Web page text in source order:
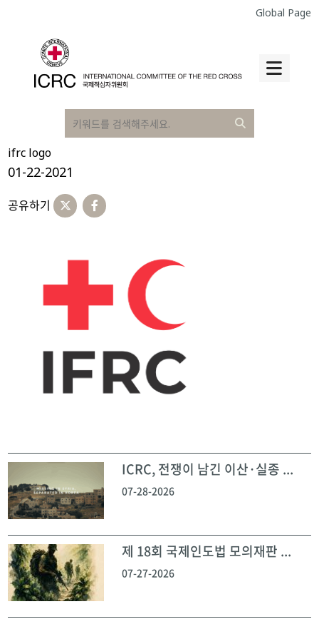
Global Page
ifrc logo
01-22-2021
공유하기
ICRC, 전쟁이 남긴 이산·실종 ...
07-28-2026
제 18회 국제인도법 모의재판 ...
07-27-2026